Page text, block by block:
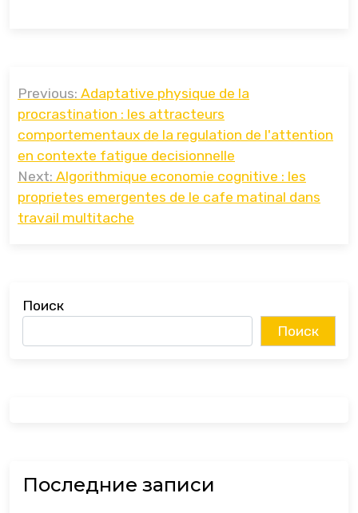
по
записям
Previous: Adaptative physique de la
procrastination : les attracteurs
comportementaux de la regulation de l'attention
en contexte fatigue decisionnelle
Next: Algorithmique economie cognitive : les
proprietes emergentes de le cafe matinal dans
travail multitache
Поиск
Поиск
Последние записи